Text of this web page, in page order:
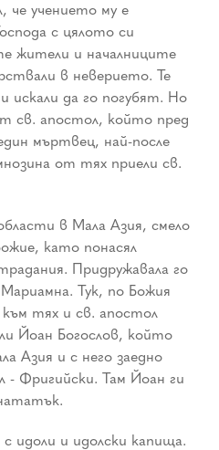
че учението му е
с цялото си
жители и началниците
в неверието. Те
искали да го погубят. Но
св. апостол, който пред
мъртвец, най-после
от тях приели св.
в Мала Азия, смело
като понасял
Придружавала го
Тук, по Божия
към тях и св. апостол
Йоан Богослов, който
Азия и с него заедно
- Фригийски. Там Йоан ги
идоли и идолски капища.